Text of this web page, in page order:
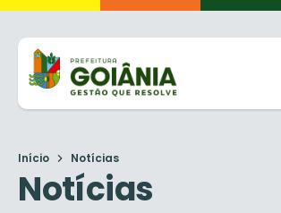
Início Notícias
Notícias